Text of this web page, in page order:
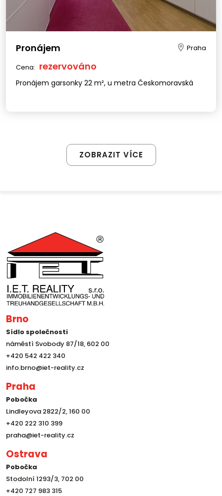
Pronájem Praha
Cena: rezervováno
Pronájem garsonky 22 m², u metra Českomoravská
ZOBRAZIT VÍCE
Brno
Sídlo společnosti
náměstí Svobody 87/18, 602 00
+420 542 422 340
info.brno@iet-reality.cz
Praha
Pobočka
Lindleyova 2822/2, 160 00
+420 222 310 399
praha@iet-reality.cz
Ostrava
Pobočka
Stodolní 1293/3, 702 00
+420 727 983 315